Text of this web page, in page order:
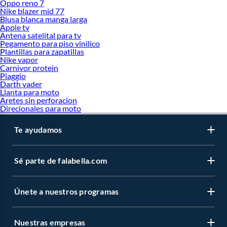
Bicicletas aro 16
Bicicletas aro 24
Ropa deportiva para hombre
Casacas deportivas
Pantalones deportivos
Polos deportivos
Polerones
Short deportivo
Medias deportivas
Ropa deportiva mujer
Leggins
Top deportivo
Short deportivo mujer
Cyber Wow
Oppo reno 7
Nike blazer mid 77
Blusa blanca manga larga
Apple tv
Antena satelital para tv
Pegamento para piso vinilico
Plantillas para zapatillas
Nike vapor
Carnivor protein
Piaggio
Darth vader
Llanta para moto
Aretes sin perforacion
Direcionales para moto
Te ayudamos
Sé parte de falabella.com
Únete a nuestros programas
Nuestras empresas